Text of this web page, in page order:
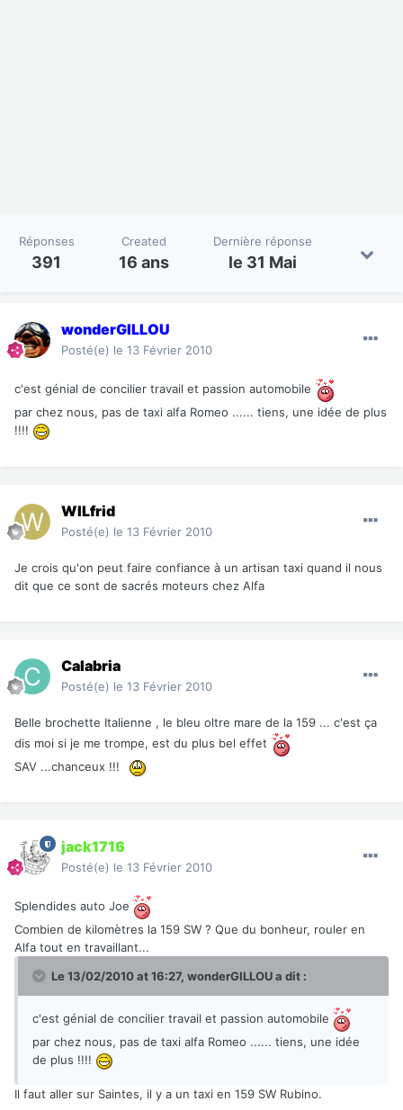
Réponses
391
Created
16 ans
Dernière réponse
le 31 Mai
wonderGILLOU
Posté(e) le 13 Février 2010
c'est génial de concilier travail et passion automobile
par chez nous, pas de taxi alfa Romeo ...... tiens, une idée de plus
!!!!
WILfrid
Posté(e) le 13 Février 2010
Je crois qu'on peut faire confiance à un artisan taxi quand il nous
dit que ce sont de sacrés moteurs chez Alfa
Calabria
Posté(e) le 13 Février 2010
Belle brochette Italienne , le bleu oltre mare de la 159 ... c'est ça
dis moi si je me trompe, est du plus bel effet
SAV ...chanceux !!!
jack1716
Posté(e) le 13 Février 2010
Splendides auto Joe
Combien de kilomètres la 159 SW ? Que du bonheur, rouler en
Alfa tout en travaillant...
Le 13/02/2010 at 16:27, wonderGILLOU a dit :
c'est génial de concilier travail et passion automobile
par chez nous, pas de taxi alfa Romeo ...... tiens, une idée
de plus !!!!
Il faut aller sur Saintes, il y a un taxi en 159 SW Rubino.